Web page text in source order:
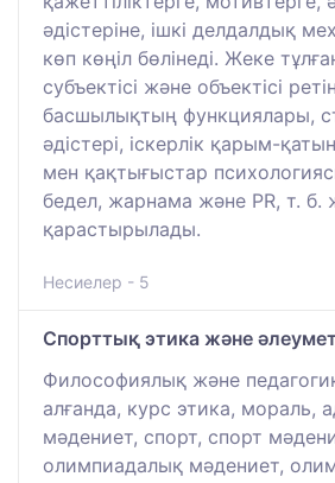
әдістеріне, ішкі делдалдық
көп көңіл бөлінеді. Жеке
субъектісі және объектісі
басшылықтың функциялары,
әдістері, іскерлік қарым-
мен қақтығыстар
бедел, жарнама және РR, т. б.
қарастырылады.
Несиелер - 5
Спорттық этика және
Философиялық және
алғанда, курс этика, мораль,
мәдениет, спорт, спорт
олимпиадалық мәдениет,